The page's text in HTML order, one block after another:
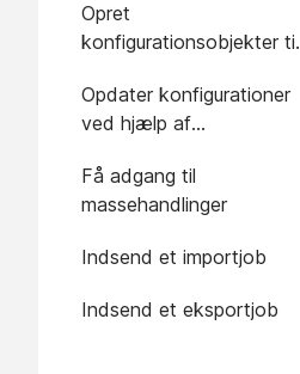
Opret
konfigurationsobjekter til
Opdater konfigurationer
ved hjælp af
Få adgang til
massehandlinger
Indsend et importjob
Indsend et eksportjob